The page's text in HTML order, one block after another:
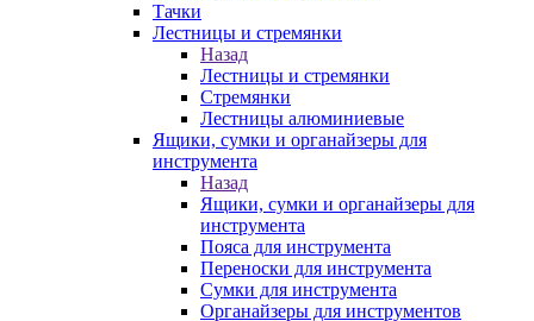
Тачки
Лестницы и стремянки
Назад
Лестницы и стремянки
Стремянки
Лестницы алюминиевые
Ящики, сумки и органайзеры для
инструмента
Назад
Ящики, сумки и органайзеры для
инструмента
Пояса для инструмента
Переноски для инструмента
Сумки для инструмента
Органайзеры для инструментов